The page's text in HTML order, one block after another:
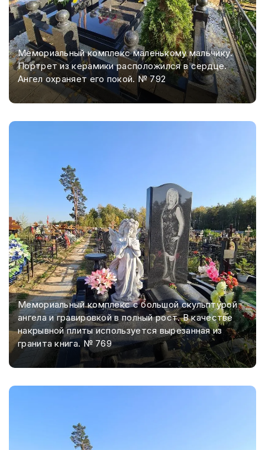
Мемориальный комплекс маленькому мальчику.
Портрет из керамики расположился в сердце.
Ангел охраняет его покой. № 792
Мемориальный комплекс с большой скульптурой
ангела и гравировкой в полный рост. В качестве
накрывной плиты используется вырезанная из
гранита книга. № 769